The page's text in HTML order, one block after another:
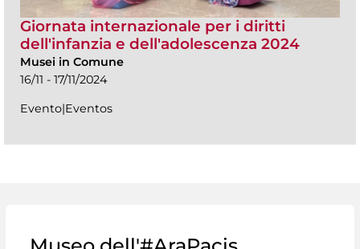
Giornata internazionale per i diritti
dell'infanzia e dell'adolescenza 2024
Musei in Comune
16/11 - 17/11/2024
Evento|Eventos